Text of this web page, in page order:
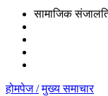
सामाजिक
होमपेज / मुख्य समाचार